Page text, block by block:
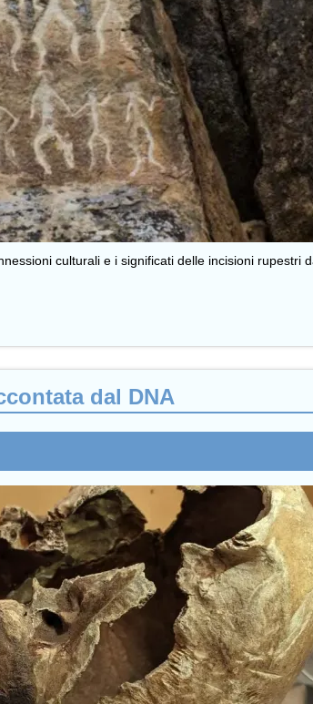
culturali e i significati delle incisioni rupestri
dal DNA